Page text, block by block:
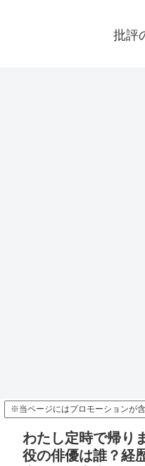
批評
※当ページにはプロモーションが含
わたし定時で帰り
役の俳優は誰？経